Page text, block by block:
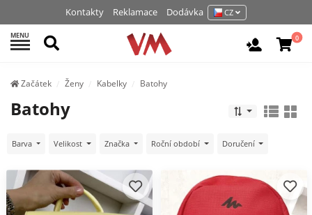
Kontakty Reklamace Dodávka CZ
MENU Hledat Vchod /
0
Začátek Ženy Kabelky Batohy
Batohy
Barva Velikost Značka Roční období Doručení